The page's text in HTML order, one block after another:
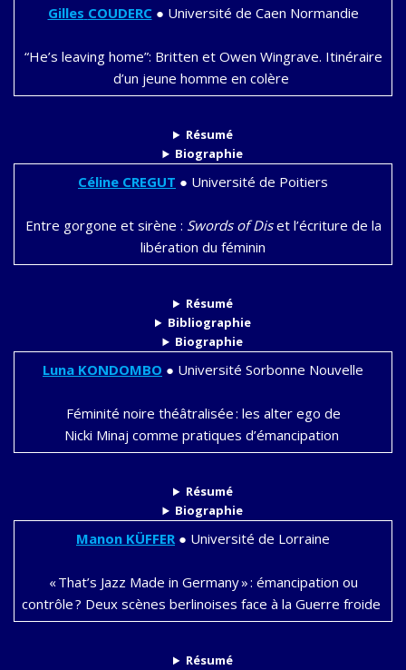
Gilles COUDERC ● Université de Caen Normandie
“He’s leaving home”: Britten et Owen Wingrave. Itinéraire
d’un jeune homme en colère
Résumé
Biographie
Céline CREGUT ● Université de Poitiers
Entre gorgone et sirène : Swords of Diset l’écriture de la
libération du féminin
Résumé
Bibliographie
Biographie
Luna KONDOMBO ● Université Sorbonne Nouvelle
Féminité noire théâtralisée : les alter ego de
Nicki Minaj comme pratiques d’émancipation
Résumé
Biographie
Manon KÜFFER ● Université de Lorraine
« That’s Jazz Made in Germany » : émancipation ou
contrôle ? Deux scènes berlinoises face à la Guerre froide
Résumé